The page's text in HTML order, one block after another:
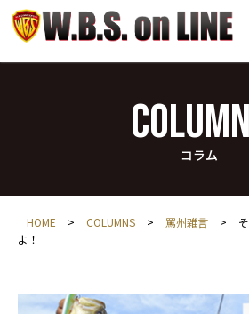
コラム
HOME > COLUMNS > 罵州雑言 >
よ！